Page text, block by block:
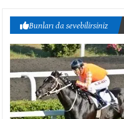
Bunları da sevebilirsiniz